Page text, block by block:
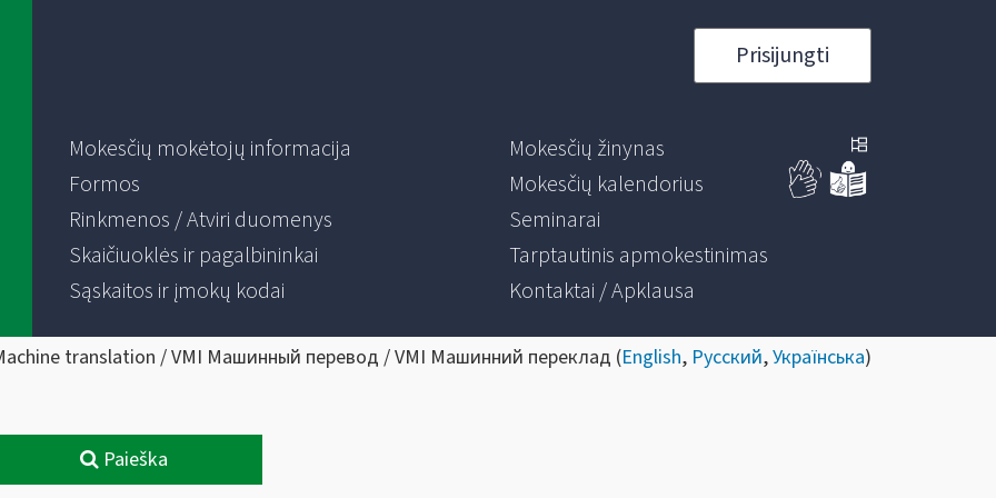
Prisijungti
Mokesčių mokėtojų informacija
Formos
Rinkmenos / Atviri duomenys
Skaičiuoklės ir pagalbininkai
Sąskaitos ir įmokų kodai
Mokesčių žinynas
Mokesčių kalendorius
Seminarai
Tarptautinis apmokestinimas
Kontaktai / Apklausa
translation / VMI Машинный перевод / VMI Машинний переклад (English, Русский,Українська)
Paieška